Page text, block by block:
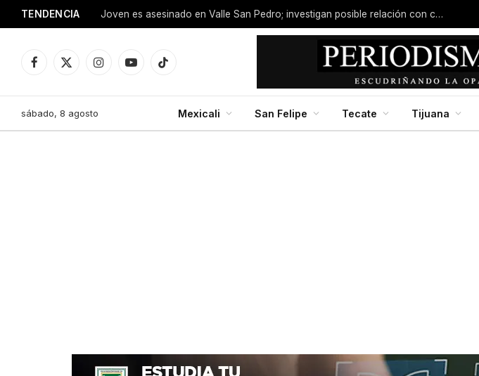
TENDENCIA Joven es asesinado en Valle San Pedro; investigan posible relación con carreras clandestinas
Facebook
X
InstagramYouTubeTikTok
sábado, 8 agosto Mexicali San Felipe Tecate Tijuana